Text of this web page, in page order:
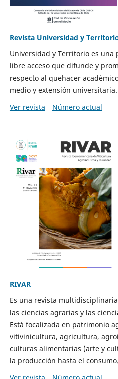
Revista Universidad y
Universidad y Territorio es una
libre acceso que difunde y
respecto al quehacer
medio y extensión universitaria.
Ver revista
Número actual
RIVAR
Es una revista
las ciencias agrarias y las
Está focalizada en patrimonio
vitivinicultura, agricultura,
culturas alimentarias (arte y
la producción hasta el consumo.